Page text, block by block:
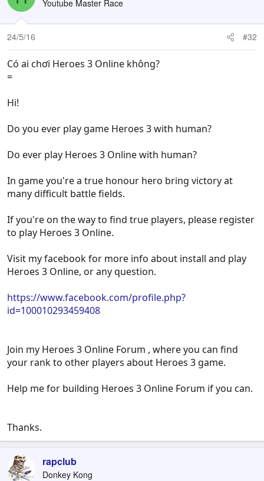
Youtube Master Race
24/5/16 #32
Có ai chơi Heroes 3 Online không?
=
Hi!
Do you ever play game Heroes 3 with human?
Do ever play Heroes 3 Online with human?
In game you're a true honour hero bring victory at
many difficult battle fields.
If you're on the way to find true players, please register
to play Heroes 3 Online.
Visit my facebook for more info about install and play
Heroes 3 Online, or any question.
https://www.facebook.com/profile.php?
id=100010293459408
Join my Heroes 3 Online Forum , where you can find
your rank to other players about Heroes 3 game.
Help me for building Heroes 3 Online Forum if you can.
Thanks.
rapclub
Donkey Kong